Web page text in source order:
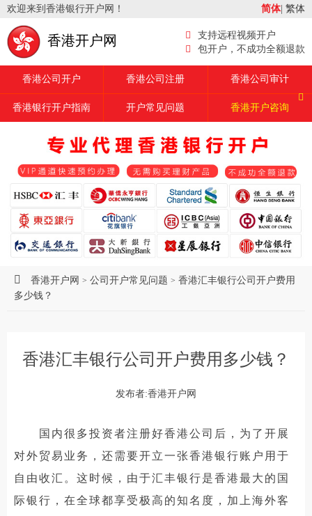
欢迎来到香港银行开户网！ 简体| 繁体
香港开户网
支持远程视频开户
包开户，不成功全额退款
香港公司开户 香港公司注册 香港公司审计
香港银行开户指南 开户常见问题 香港开户咨询
香港开户网 > 公司开户常见问题 > 香港汇丰银行公司开户费用
多少钱？
香港汇丰银行公司开户费用多少钱？
发布者:香港开户网
国内很多投资者注册好香港公司后，为了开展
对外贸易业务，还需要开立一张香港银行账户用于
自由收汇。这时候，由于汇丰银行是香港最大的国
际银行，在全球都享受极高的知名度，加上海外客